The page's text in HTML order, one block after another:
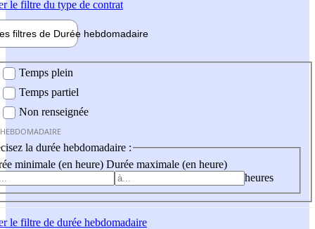
le filtre du type de contrat
filtres de Durée hebdomadaire
Temps plein
Temps partiel
Non renseignée
la durée hebdomadaire :
minimale (en heure) Durée maximale (en heure)
heures
le filtre de durée hebdomadaire